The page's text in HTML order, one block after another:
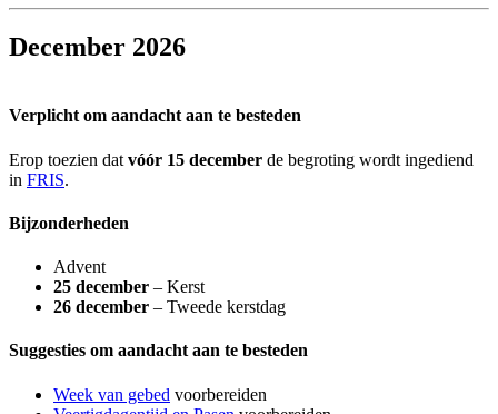
December 2026
Verplicht om aandacht aan te besteden
Erop toezien dat vóór 15 december de begroting wordt ingediend
in FRIS.
Bijzonderheden
Advent
25 december – Kerst
26 december – Tweede kerstdag
Suggesties om aandacht aan te besteden
Week van gebed voorbereiden